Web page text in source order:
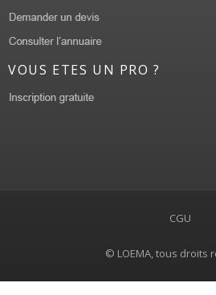
VOUS ETES UN PRO ?
CGU
© LOEMA, tous droits